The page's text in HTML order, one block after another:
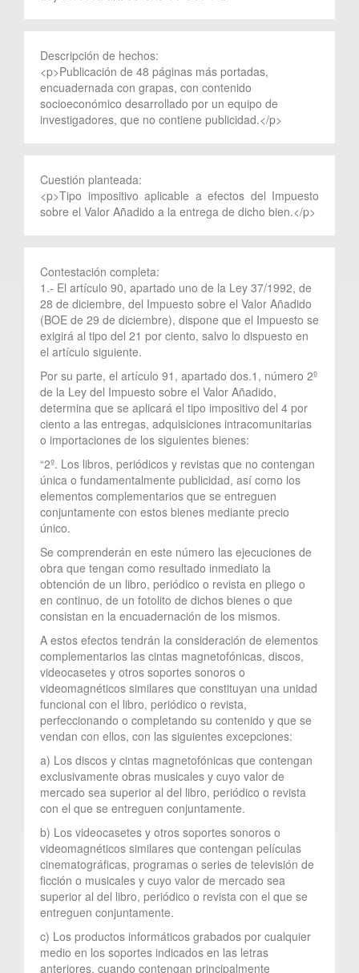
Descripción de hechos:
<p>Publicación de 48 páginas más portadas,
encuadernada con grapas, con contenido
socioeconómico desarrollado por un equipo de
investigadores, que no contiene publicidad.</p>
Cuestión planteada:
<p>Tipo impositivo aplicable a efectos del Impuesto
sobre el Valor Añadido a la entrega de dicho bien.</p>
Contestación completa:
1.- El artículo 90, apartado uno de la Ley 37/1992, de
28 de diciembre, del Impuesto sobre el Valor Añadido
(BOE de 29 de diciembre), dispone que el Impuesto se
exigirá al tipo del 21 por ciento, salvo lo dispuesto en
el artículo siguiente.
Por su parte, el artículo 91, apartado dos.1, número 2º
de la Ley del Impuesto sobre el Valor Añadido,
determina que se aplicará el tipo impositivo del 4 por
ciento a las entregas, adquisiciones intracomunitarias
o importaciones de los siguientes bienes:
“2º. Los libros, periódicos y revistas que no contengan
única o fundamentalmente publicidad, así como los
elementos complementarios que se entreguen
conjuntamente con estos bienes mediante precio
único.
Se comprenderán en este número las ejecuciones de
obra que tengan como resultado inmediato la
obtención de un libro, periódico o revista en pliego o
en continuo, de un fotolito de dichos bienes o que
consistan en la encuadernación de los mismos.
A estos efectos tendrán la consideración de elementos
complementarios las cintas magnetofónicas, discos,
videocasetes y otros soportes sonoros o
videomagnéticos similares que constituyan una unidad
funcional con el libro, periódico o revista,
perfeccionando o completando su contenido y que se
vendan con ellos, con las siguientes excepciones:
a) Los discos y cintas magnetofónicas que contengan
exclusivamente obras musicales y cuyo valor de
mercado sea superior al del libro, periódico o revista
con el que se entreguen conjuntamente.
b) Los videocasetes y otros soportes sonoros o
videomagnéticos similares que contengan películas
cinematográficas, programas o series de televisión de
ficción o musicales y cuyo valor de mercado sea
superior al del libro, periódico o revista con el que se
entreguen conjuntamente.
c) Los productos informáticos grabados por cualquier
medio en los soportes indicados en las letras
anteriores, cuando contengan principalmente